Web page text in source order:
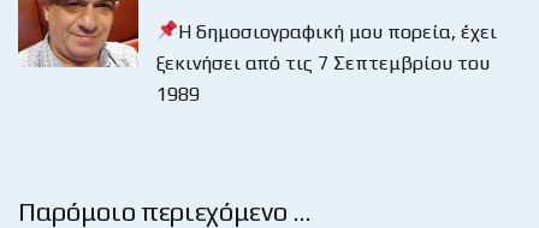
Η δημοσιογραφική μου πορεία, έχει
ξεκινήσει από τις 7 Σεπτεμβρίου του
1989
Παρόμοιο περιεχόμενο …